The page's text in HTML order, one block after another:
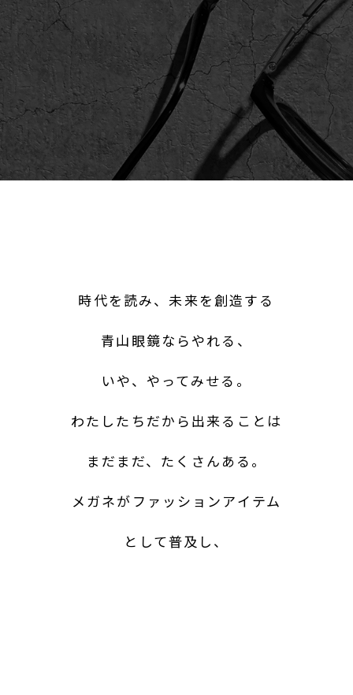
時代を読み、未来を創造する
青山眼鏡ならやれる、
いや、やってみせる。
わたしたちだから出来ることは
まだまだ、たくさんある。
メガネがファッションアイテム
として普及し、